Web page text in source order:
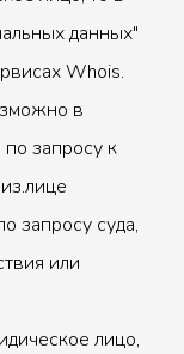
данных"
Whois.
в
запросу к
запросу суда,
или
лицо,